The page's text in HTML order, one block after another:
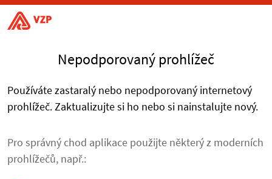
Nepodporovaný prohlížeč
Používáte zastaralý nebo nepodporovaný internetový
prohlížeč. Zaktualizujte si ho nebo si nainstalujte nový.
Pro správný chod aplikace použijte některý z moderních
prohlížečů, např.: